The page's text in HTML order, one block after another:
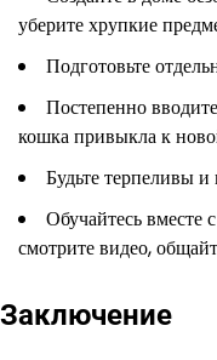
уберите хрупкие
Подготовьте
Постепенно
кошка привыкла к
Будьте терпеливы
Обучайтесь вместе
смотрите видео,
Заключение